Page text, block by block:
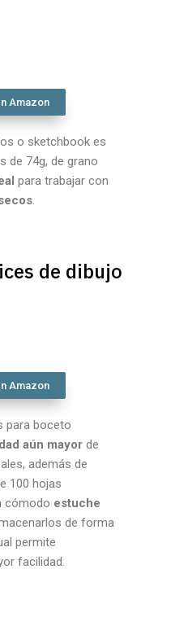
Amazon
o sketchbook es
de 74g, de grano
para trabajar con
.
de dibujo
Amazon
para boceto
aún mayor de
además de
100 hojas
cómodo estuche
de forma
permite
facilidad.